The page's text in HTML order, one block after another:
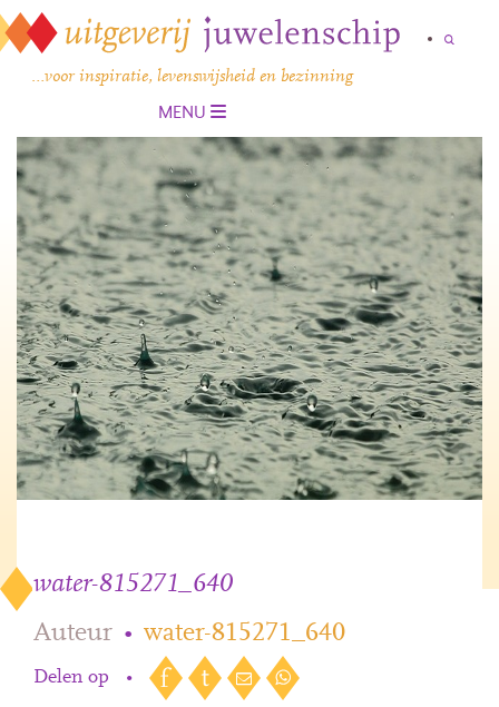
…voor inspiratie, levenswijsheid en bezinning
MENU
water-815271_640
Auteur • water-815271_640
Delen op •